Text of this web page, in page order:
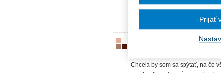
Chcela by som sa spýtať, na čo
Prijať